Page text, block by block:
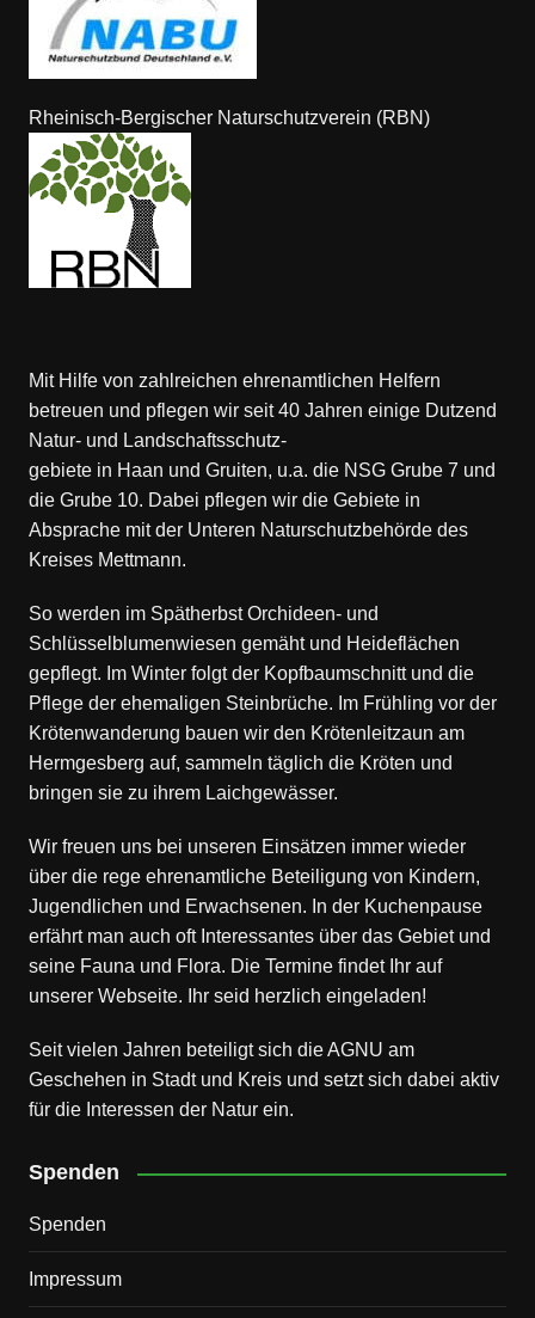
Rheinisch-Bergischer Naturschutzverein (RBN)
Mit Hilfe von zahlreichen ehrenamtlichen Helfern
betreuen und pflegen wir seit 40 Jahren einige Dutzend
Natur- und Landschaftsschutz-
gebiete in Haan und Gruiten, u.a. die NSG Grube 7 und
die Grube 10. Dabei pflegen wir die Gebiete in
Absprache mit der Unteren Naturschutzbehörde des
Kreises Mettmann.
So werden im Spätherbst Orchideen- und
Schlüsselblumenwiesen gemäht und Heideflächen
gepflegt. Im Winter folgt der Kopfbaumschnitt und die
Pflege der ehemaligen Steinbrüche. Im Frühling vor der
Krötenwanderung bauen wir den Krötenleitzaun am
Hermgesberg auf, sammeln täglich die Kröten und
bringen sie zu ihrem Laichgewässer.
Wir freuen uns bei unseren Einsätzen immer wieder
über die rege ehrenamtliche Beteiligung von Kindern,
Jugendlichen und Erwachsenen. In der Kuchenpause
erfährt man auch oft Interessantes über das Gebiet und
seine Fauna und Flora. Die Termine findet Ihr auf
unserer Webseite. Ihr seid herzlich eingeladen!
Seit vielen Jahren beteiligt sich die AGNU am
Geschehen in Stadt und Kreis und setzt sich dabei aktiv
für die Interessen der Natur ein.
Spenden
Spenden
Impressum